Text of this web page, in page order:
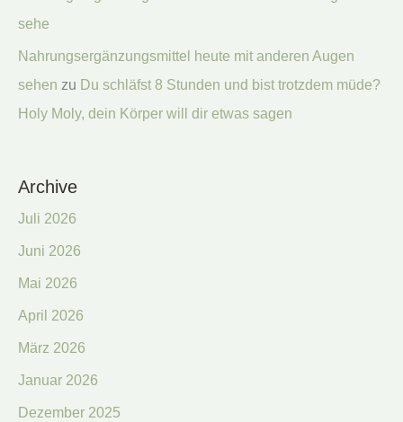
sehe
Nahrungsergänzungsmittel heute mit anderen Augen
sehen zu Du schläfst 8 Stunden und bist trotzdem müde?
Holy Moly, dein Körper will dir etwas sagen
Archive
Juli 2026
Juni 2026
Mai 2026
April 2026
März 2026
Januar 2026
Dezember 2025